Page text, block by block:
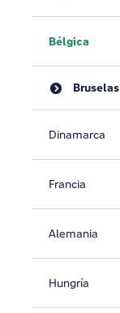
Bélgica
Bruselas
Dinamarca
Francia
Alemania
Hungría